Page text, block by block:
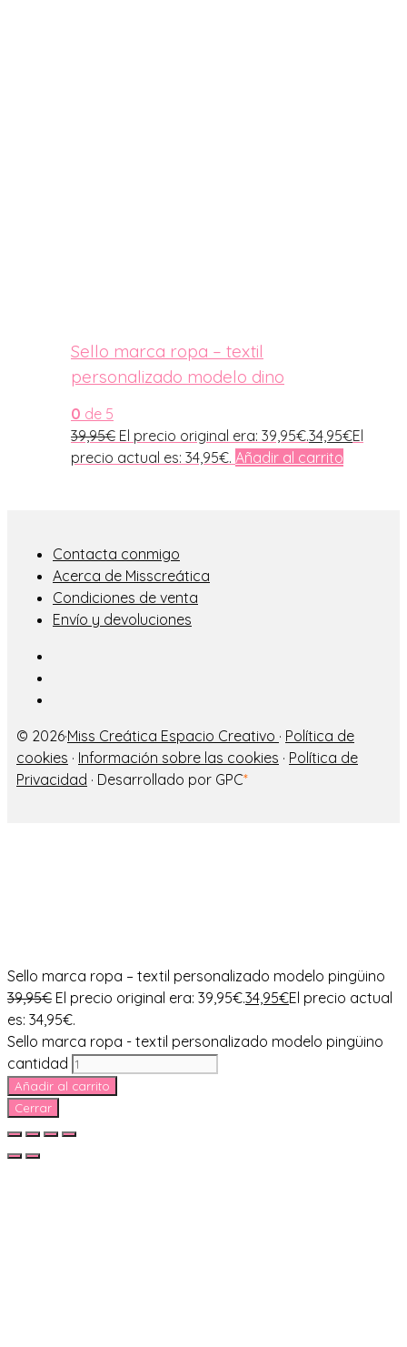
Sello marca ropa – textil
personalizado modelo dino
0 de 5
39,95€ El precio original era: 39,95€.34,95€El
precio actual es: 34,95€. Añadir al carrito
Contacta conmigo
Acerca de Misscreática
Condiciones de venta
Envío y devoluciones
© 2026·Miss Creática Espacio Creativo · Política de
cookies · Información sobre las cookies · Política de
Privacidad · Desarrollado por GPC*
Sello marca ropa – textil personalizado modelo pingüino
39,95€ El precio original era: 39,95€.34,95€El precio actual
es: 34,95€.
Sello marca ropa - textil personalizado modelo pingüino
cantidad
Añadir al carrito
Cerrar